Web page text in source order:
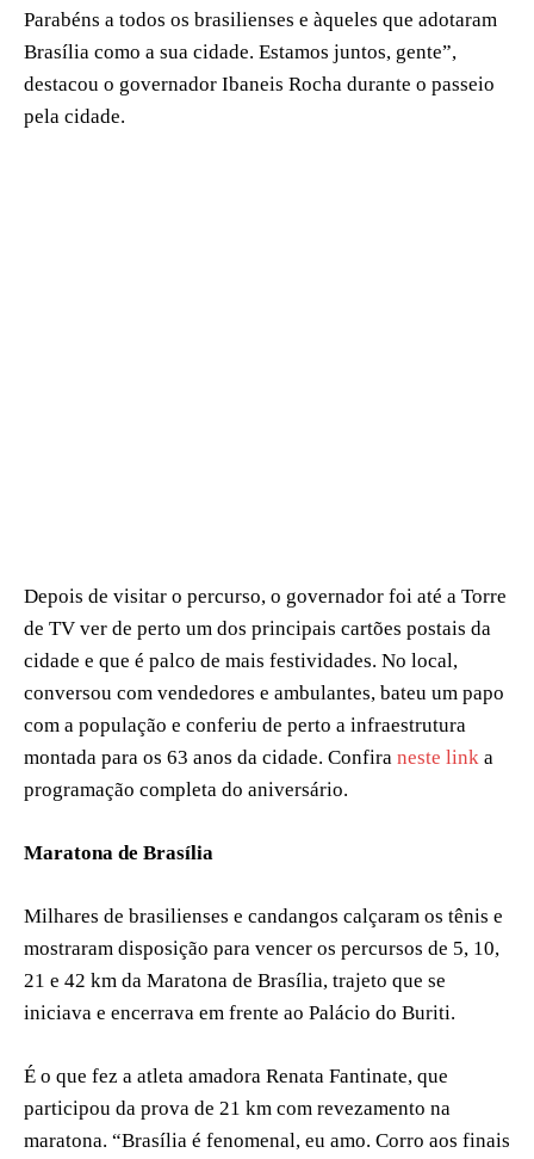
Parabéns a todos os brasilienses e àqueles que adotaram
Brasília como a sua cidade. Estamos juntos, gente”,
destacou o governador Ibaneis Rocha durante o passeio
pela cidade.
Depois de visitar o percurso, o governador foi até a Torre
de TV ver de perto um dos principais cartões postais da
cidade e que é palco de mais festividades. No local,
conversou com vendedores e ambulantes, bateu um papo
com a população e conferiu de perto a infraestrutura
montada para os 63 anos da cidade. Confira neste link a
programação completa do aniversário.
Maratona de Brasília
Milhares de brasilienses e candangos calçaram os tênis e
mostraram disposição para vencer os percursos de 5, 10,
21 e 42 km da Maratona de Brasília, trajeto que se
iniciava e encerrava em frente ao Palácio do Buriti.
É o que fez a atleta amadora Renata Fantinate, que
participou da prova de 21 km com revezamento na
maratona. “Brasília é fenomenal, eu amo. Corro aos finais